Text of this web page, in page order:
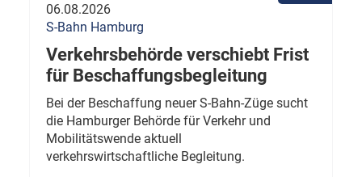
06.08.2026
S-Bahn Hamburg
Verkehrsbehörde verschiebt Frist
für Beschaffungsbegleitung
Bei der Beschaffung neuer S-Bahn-Züge sucht
die Hamburger Behörde für Verkehr und
Mobilitätswende aktuell
verkehrswirtschaftliche Begleitung.